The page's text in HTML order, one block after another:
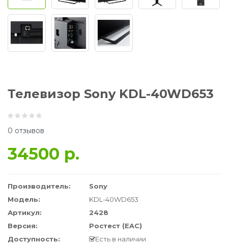
Телевизор Sony KDL-40WD653
0 отзывов
34500 р.
Производитель:
Sony
Модель:
KDL-40WD653
Артикул:
2428
Версия:
Ростест (EAC)
Доступность:
Есть в наличии